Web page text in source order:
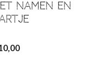
namen en